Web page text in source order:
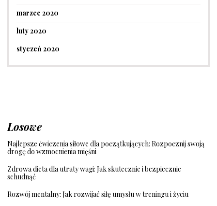
marzec 2020
luty 2020
styczeń 2020
Losowe
Najlepsze ćwiczenia siłowe dla początkujących: Rozpocznij swoją
drogę do wzmocnienia mięśni
Zdrowa dieta dla utraty wagi: Jak skutecznie i bezpiecznie
schudnąć
Rozwój mentalny: Jak rozwijać siłę umysłu w treningu i życiu